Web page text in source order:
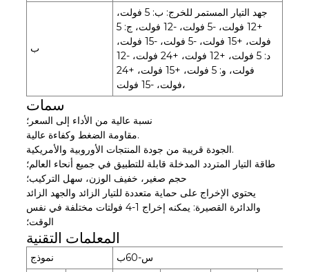
ب
جهد التيار المستمر للخرج: ب: 5 فولت،
+12 فولت، -5 فولت، -12 فولت، ج: 5
فولت، +15 فولت، -5 فولت، -15 فولت،
د: 5 فولت، +12 فولت، +24 فولت، -12
فولت، و: 5 فولت، +15 فولت، +24
فولت، -15 فولت،
سمات
نسبة عالية من الأداء إلى السعر؛
مقاومة الضغط وكفاءة عالية.
الجودة قريبة من جودة المنتجات الأوروبية والأمريكية.
طاقة التيار المتردد المدخلة قابلة للتطبيق في جميع أنحاء العالم؛
حجم صغير، خفيف الوزن، سهل التركيب؛
يحتوي الإخراج على حماية متعددة للتيار الزائد والجهد الزائد
والدائرة القصيرة: يمكنه إخراج 1-4 فولتات مختلفة في نفس
الوقت؛
المعلمات التقنية
نموذج س-60ب